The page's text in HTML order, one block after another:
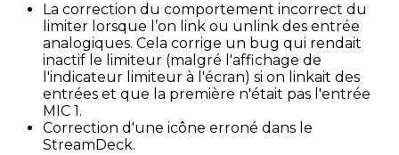
La correction du comportement incorrect du
limiter lorsque l’on link ou unlink des entrée
analogiques. Cela corrige un bug qui rendait
inactif le limiteur (malgré l'affichage de
l'indicateur limiteur à l'écran) si on linkait des
entrées et que la première n'était pas l'entrée
MIC 1.
Correction d'une icône erroné dans le
StreamDeck.